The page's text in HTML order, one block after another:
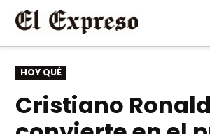
Saltar
contenido
PUBLICADO
EN
HOY QUÉ
Cristiano